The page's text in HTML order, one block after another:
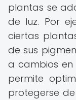
plantas se
de luz. Por
ciertas
de sus
a cambios en
permite
protegerse